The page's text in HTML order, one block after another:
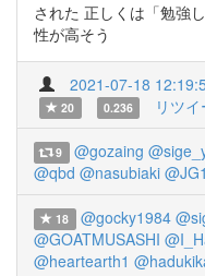
された 正しくは「勉強
性が高そう
2021-07-18
20
0.236 リツ
9 @gozaing
@qbd @nasubiaki
18 @gocky1984
@GOATMUSASHI
@heartearth1